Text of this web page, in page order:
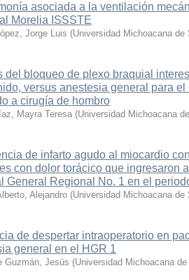
asociada a la ventilación
Morelia ISSSTE
Jorge Luis (Universidad Michoacana
del bloqueo de plexo braquial
versus anestesia general para
a cirugía de hombro
Mayra Teresa (Universidad Michoacana
de infarto agudo al miocardio
con dolor torácico que ingresaron
General Regional No. 1 en el
Alejandro (Universidad Michoacana
de despertar intraoperatorio en
general en el HGR 1
Guzmán, Jesús (Universidad Michoacana